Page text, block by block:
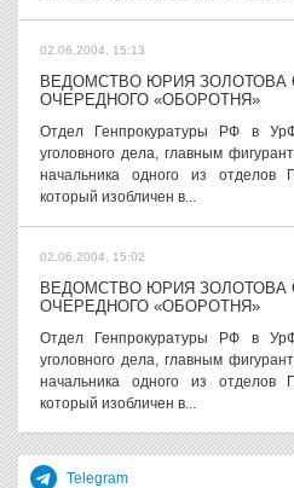
02.06.2004, 15:13
ВЕДОМСТВО ЮРИЯ ЗОЛОТОВА
ОЧЕРЕДНОГО «ОБОРОТНЯ»
Отдел Генпрокуратуры РФ в
уголовного дела, главным
начальника одного из отделов
который изобличен в...
02.06.2004, 15:02
ВЕДОМСТВО ЮРИЯ ЗОЛОТОВА
ОЧЕРЕДНОГО «ОБОРОТНЯ»
Отдел Генпрокуратуры РФ в
уголовного дела, главным
начальника одного из отделов
который изобличен в...
Telegram